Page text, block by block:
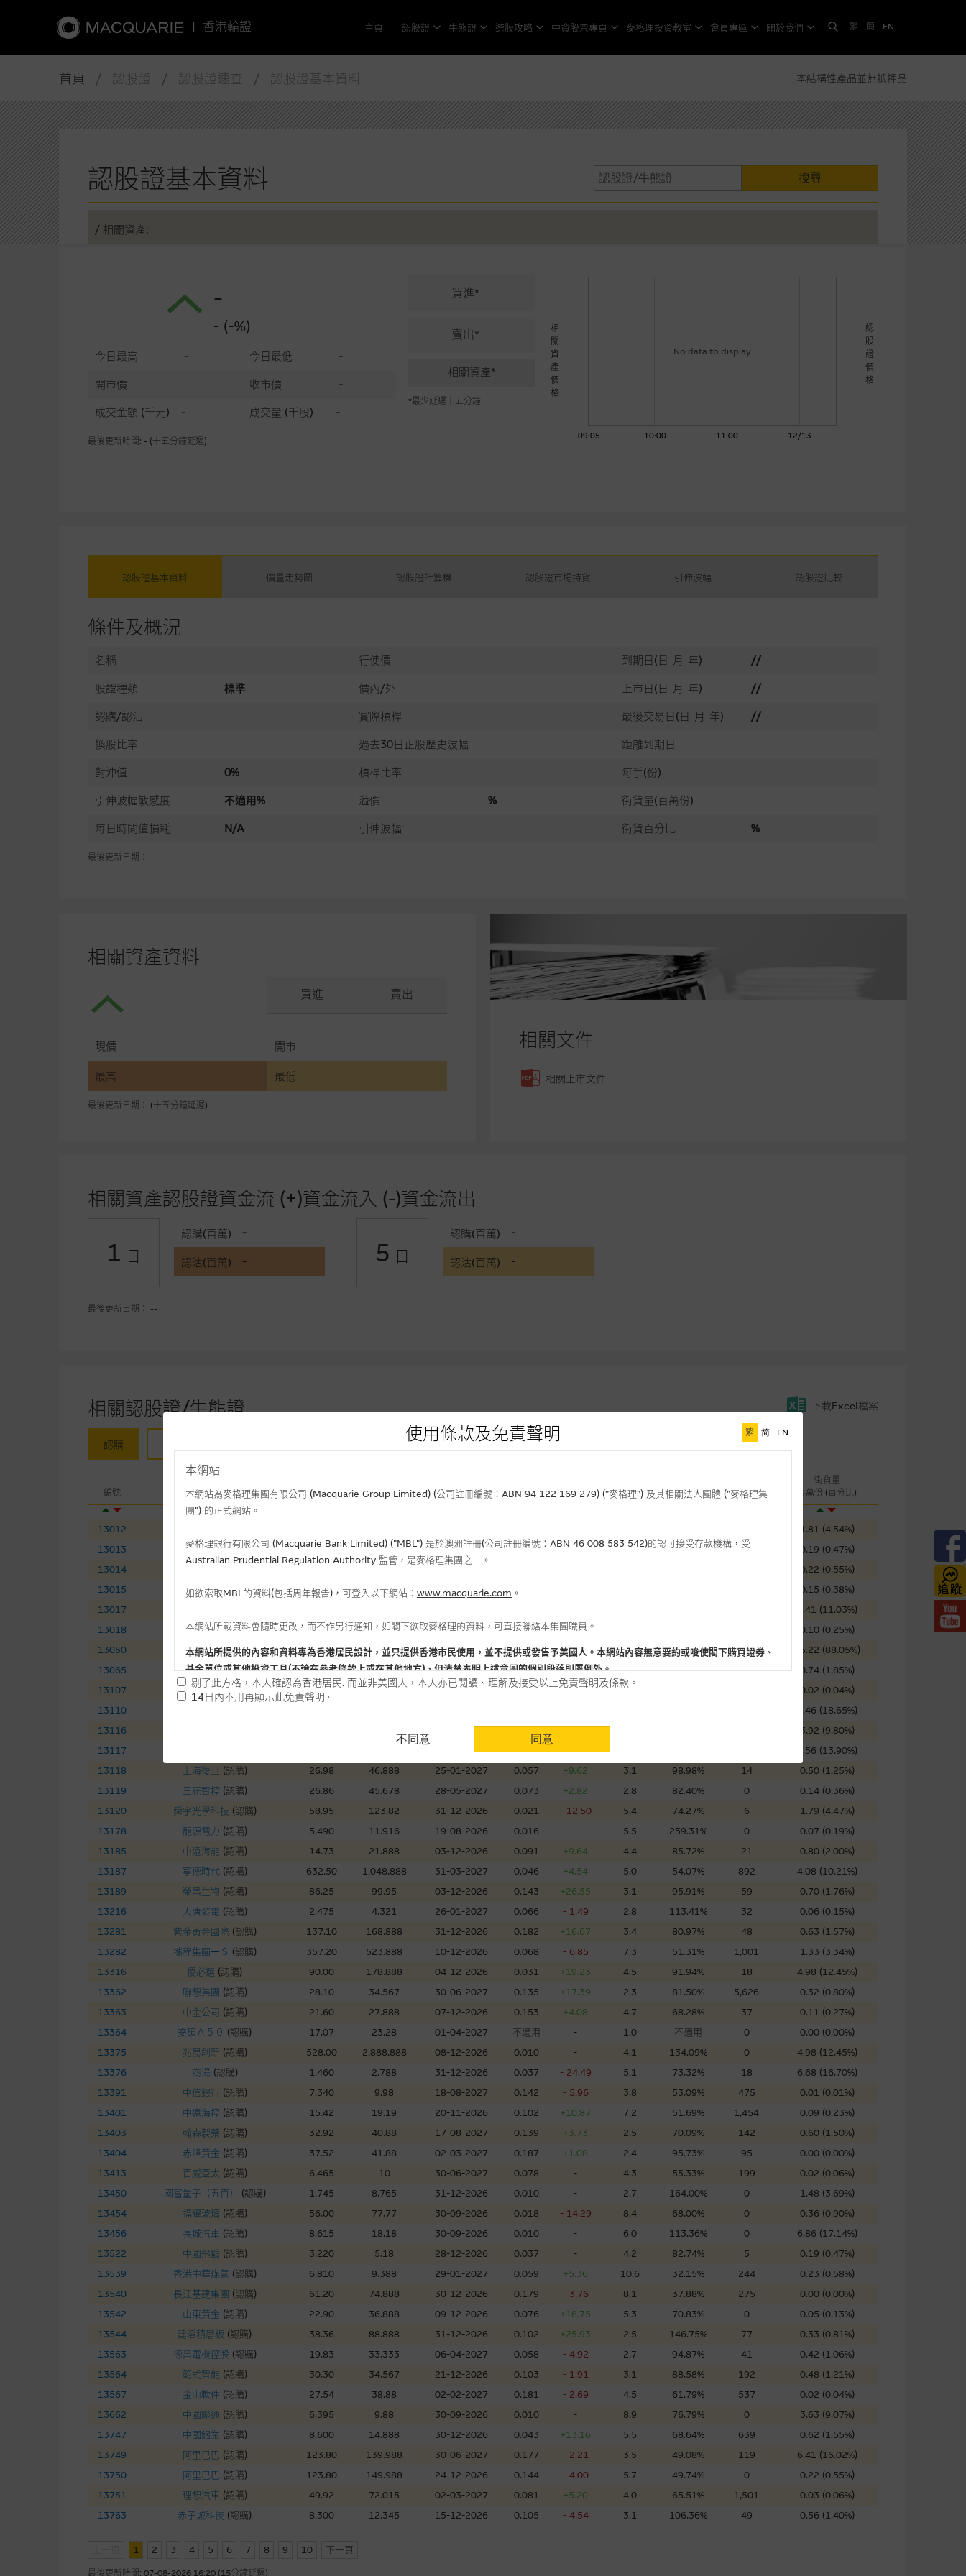
| 香港輪證 主頁 認股證 牛熊證 選股攻略 中資股票專頁 麥格理投資教室 會員專區 關於我們 繁 簡 EN
首頁 / 認股證 / 認股證速查 / 認股證基本資料 本結構性產品並無抵押品
認股證基本資料 搜尋
/ 相關資產:
-
- (-%)
今日最高 - 今日最低
-
開市價
收市價
-
成交金額 (千元) - 成交量 (千股) -
最後更新時間: - (十五分鐘延遲)
買進*
賣出*
相關資產*
*最少延遲十五分鐘
No data to display
09:05 10:00 11:00 12/13
認
股
證
價
格
相
關
資
產
價
格
認股證基本資料 價量走勢圖 認股證計算機 認股證市場持貨 引伸波幅 認股證比較
條件及概況
名稱
股證種類
標準
認購/認沽
換股比率
對沖值
0%
引伸波幅敏感度
不適用%
每日時間值損耗
N/A
行使價
價內/外
實際槓桿
過去30日正股歷史波幅
槓桿比率
溢價
%
引伸波幅
到期日(日-月-年)
//
上市日(日-月-年)
//
最後交易日(日-月-年)
//
距離到期日
每手(份)
街貨量(百萬份)
街貨百分比
%
最後更新日期：
相關資產資料
- 買進 賣出
現價 開市
最高 最低
最後更新日期： (十五分鐘延遲)
相關文件
相關上市文件
相關資產認股證資金流 (+)資金流入 (-)資金流出
1 日
認購(百萬) -
認沽(百萬) - 5 日
認購(百萬) -
認沽(百萬) -
最後更新日期： --
相關認股證/牛熊證 下載Excel檔案
認購
編號 相關資產
現價
行使價
(日/月/年)
價格 升/跌(%)
(倍)
引伸波幅
(千元)
街貨量
百萬份 (百分比)
13012
1.81 (4.54%)
13013
石藥集團(認購) 8.690 8.888 31-12-2026 0.248 +6.44 3.9 62.52% 2,702
0.19 (0.47%)
13014
45.678
0.22 (0.55%)
13015
萬國數據－ＳＷ(認購) 32.32 38.388 31-12-2026 0.112
0.15 (0.38%)
13017
4.41 (11.03%)
13018
三一國際(認購) 7.660 10.888 01-12-2026 0.085 +2.41
0.10 (0.25%)
13050
中國銀河(認購) 7.720 8.38 18-08-2026 0.010 - 17.6 58.79% 0
35.22 (88.05%)
13065
友邦保險(認購) 74.15 106.299 03-05-2027 0.052 +10.64 5.9 40.64% 159
0.74 (1.85%)
13107
中國電信(認購) 4.500 7.28 28-01-2027 0.076 - 1.30 6.7
0.02 (0.04%)
13110
7.46 (18.65%)
13116
02-12-2026 0.214 - 1.83
3.92 (9.80%)
13117
02-12-2026 0.017 +6.25
5.56 (13.90%)
13118
上海復旦 (認購) 26.98 46.888 25-01-2027 0.057 +9.62 3.1 98.98% 14
0.50 (1.25%)
13119
三花智控 (認購) 26.86 45.678 28-05-2027 0.073 +2.82 2.8 82.40% 0
0.14 (0.36%)
13120
舜宇光學科技 (認購) 58.95 123.82 31-12-2026 0.021 - 12.50 5.4 74.27% 6
1.79 (4.47%)
13178
龍源電力 (認購) 5.490 11.916 19-08-2026 0.016 - 5.5 259.31% 0
0.07 (0.19%)
13185
中遠海能(認購) 14.73 21.888 03-12-2026 0.091 +9.64 4.4 85.72% 21
0.80 (2.00%)
13187
寧德時代(認購) 632.50 1,048.888 31-03-2027 0.046 +4.54 5.0 54.07% 892
4.08 (10.21%)
13189
榮昌生物 (認購) 86.25 99.95 03-12-2026 0.143 +26.55 3.1 95.91% 59
0.70 (1.76%)
13216
大唐發電 (認購) 2.475 4.321 26-01-2027 0.066 - 1.49 2.8 113.41% 32
0.06 (0.15%)
13281
紫金黃金國際 (認購) 137.10 168.888 31-12-2026 0.182 +16.67 3.4 80.97% 48
0.63 (1.57%)
13282
攜程集團—Ｓ (認購) 357.20 523.888 10-12-2026 0.068 - 6.85 7.3 51.31% 1,001
1.33 (3.34%)
13316
優必選 (認購) 90.00 178.888 04-12-2026 0.031 +19.23 4.5 91.94% 18
4.98 (12.45%)
13362
聯想集團 (認購) 28.10 34.567 30-06-2027 0.135 +17.39 2.3 81.50% 5,626
0.32 (0.80%)
13363
中金公司 (認購) 21.60 27.888 07-12-2026 0.153 +4.08 4.7 68.28% 37
0.11 (0.27%)
13364
安碩Ａ５０ (認購) 17.07 23.28 01-04-2027 不適用 - 1.0 不適用 0
0.00 (0.00%)
13375
兆易創新 (認購) 528.00 2,888.888 08-12-2026 0.010 - 4.1 134.09% 0
4.98 (12.45%)
13376
商湯 (認購) 1.460 2.788 31-12-2026 0.037 - 24.49 5.1 73.32% 18
6.68 (16.70%)
13391
中信銀行 (認購) 7.340 9.98 18-08-2027 0.142 - 5.96 3.8 53.09% 475
0.01 (0.01%)
13401
中遠海控 (認購) 15.42 19.19 20-11-2026 0.102 +10.87 7.2 51.69% 1,454
0.09 (0.23%)
13403
翰森製藥 (認購) 32.92 40.88 17-08-2027 0.139 +3.73 2.5 70.09% 142
0.60 (1.50%)
13404
赤峰黃金 (認購) 37.52 41.88 02-03-2027 0.187 +1.08 2.4 95.73% 95
0.00 (0.00%)
13413
百威亞太 (認購) 6.465 10 30-06-2027 0.078 - 4.3 55.33% 199
0.02 (0.06%)
13450
國富量子（五百） (認購) 1.745 8.765 31-12-2026 0.010 - 2.7 164.00% 0
1.48 (3.69%)
13454
福耀玻璃 (認購) 56.00 77.77 30-09-2026 0.018 - 14.29 8.4 68.00% 0
0.36 (0.90%)
13456
長城汽車 (認購) 8.615 18.18 30-09-2026 0.010 - 6.0 113.36% 0
6.86 (17.14%)
13522
中國飛鶴 (認購) 3.220 5.18 28-12-2026 0.037 - 4.2 82.74% 5
0.19 (0.47%)
13539
香港中華煤氣 (認購) 6.810 9.388 29-01-2027 0.059 +5.36 10.6 32.15% 244
0.23 (0.58%)
13540
長江基建集團 (認購) 61.20 74.888 30-12-2026 0.179 - 3.76 8.1 37.88% 275
0.00 (0.00%)
13542
山東黃金 (認購) 22.90 36.888 09-12-2026 0.076 +18.75 5.3 70.83% 0
0.05 (0.13%)
13544
建滔積層板 (認購) 38.36 88.888 31-12-2026 0.102 +25.93 2.5 146.75% 77
0.33 (0.81%)
13563
德昌電機控股 (認購) 19.83 33.333 06-04-2027 0.058 - 4.92 2.7 94.87% 41
0.42 (1.06%)
13564
範式智能(認購) 30.30 34.567 21-12-2026 0.103 - 1.91 3.1 88.58% 192
0.48 (1.21%)
13567
金山軟件 (認購) 27.54 38.88 02-02-2027 0.181 - 2.69 4.5 61.79% 537
0.02 (0.04%)
13662
中國聯通 (認購) 6.395 9.88 30-09-2026 0.010 - 8.9 76.79% 0
3.63 (9.07%)
13747
中國鋁業 (認購) 8.600 14.888 30-12-2026 0.043 +13.16 5.5 68.64% 639
0.62 (1.55%)
13749
阿里巴巴 (認購) 123.80 139.988 30-06-2027 0.177 - 2.21 3.5 49.08% 119
6.41 (16.02%)
13750
阿里巴巴 (認購) 123.80 149.988 24-12-2026 0.144 - 4.00 5.7 49.74% 0
0.22 (0.55%)
13751
理想汽車 (認購) 49.92 72.015 02-03-2027 0.081 +5.20 4.0 65.51% 1,501
0.03 (0.06%)
13763
赤子城科技 (認購) 8.300 12.345 15-12-2026 0.105 - 4.54 3.1 106.36% 49 0.56 (1.40%)
1 2 3 4 5 6 7 8 9 10 下一頁
最後更新時間: 07-08-2026 16:20 (15分鐘延遲)
使用條款及免責聲明 繁 简 EN
本網站
本網站為麥格理集團有限公司 (Macquarie Group Limited) (公司註冊編號：ABN 94 122 169 279) (”麥格理”) 及其相關法人團體 (”麥格理集
團”) 的正式網站。
麥格理銀行有限公司 (Macquarie Bank Limited) ("MBL") 是於澳洲註冊(公司註冊編號：ABN 46 008 583 542)的認可接受存款機構，受
Australian Prudential Regulation Authority 監管，是麥格理集團之一。
如欲索取MBL的資料(包括周年報告)，可登入以下網站： www.macquarie.com 。
本網站所載資料會隨時更改，而不作另行通知，如閣下欲取麥格理的資料，可直接聯絡本集團職員。
本網站所提供的內容和資料專為香港居民設計，並只提供香港市民使用，並不提供或發售予美國人。本網站內容無意要約或唆使閣下購買證券、
基金單位或其他投資工具(不論在參考條款上或在其他地方)，但清楚表明上述意圖的個別段落則屬例外。
網站內容來自我們在所示日期時認為可靠之來源，且均以真誠提供。惟麥格理集團並無核實所有網站內容，故就閣下的目的而言，網站內容可能
未必完整或準確。麥格理集團不會，亦沒有義務更新網站內容，或修正任何其後變為明顯失實之地方。網站內容所載的意見、預測及其他資料可
予更改或刪除，而毋須作出通知。
任何指示價格報價、公開資料或分析是基於我們相信的假設及參數而預備的，不構成我們提出的意見。所用假設及參數並非唯一可以合理選擇到
績並不保證將來表現。網站內容來自我們在所示日期時認為可靠之來源，且均以真誠提供，然而，麥格理集團不作陳述，亦不保證網站內容在任
何用途上均完整、可靠、準確、合時或適合，亦不為資料的準確程度、完整性及合時性負上責任，除非這是有關適用的的法律及/或法規所規定。
網站內容不構成要約及徵求要約，或作為任何合約的根據，以購買或銷售任何證券、貸款或其他工具。網站內容由麥格理集團所準備的資料編製
而成，但不包括麥格理集團職員所知的資料。
在法律最大許可的情況下，麥格理集團及其任何相關公司或其董事、高層職員、僱員或代理人不作陳述，亦不保證網站內容，或任何與本網站相
連結的第三者網站，在任何用途方面均可靠、完整、合時及準確，對任何因任何形式(包括疏忽)由於網站內容的錯誤、失實、遺漏、或任何人士對
網站內容的依賴而導致的損失或損毀，亦一概不會承擔責任或債務。
與結構性產品有關的風險
結構性產品並無抵押品，如發行人無力償債或違約，投資者可能無法收回部份或全部應收款項。結構性產品價格可升可跌。過往表現並不反映未
來表現。產品的第二市場可能有限而麥格理資本股份有限公司可能是唯一報價方。閣下應閱讀載于www.warrants.com.hk之上市文件以瞭解結構
性產品的詳情及自行評估箇中風險。如有需要，請徵詢獨立之專業意見。牛熊證備有強制贖回機制可能被提早終止，届時(i) N類牛熊證投資者會
網站連結
本網站或載有連接非由麥格理集團管理的網站的連結。此等連結純為方便閣下取得更多關於市場上相關產品及機構的資訊。麥格理集團對此等網
站的內容及所介紹的產品或服務，均無任何操控權，因此對此等網站的內容及所介紹服務或產品是否準確或合適，不作任何聲明。麥格理集團建
議閣下自行向本網站述及或連接的第三者查詢。此外，載有第三者網站的連結，不應視為該第三者推介本網站。
本網站雖連接第三者管理的網站，但麥格理集團並非授權網站瀏覽者複製此等網站的任何內容，因該等內容可能屬他人的知識產權。
經由本網站接觸到的軟件應用
部分可經本網站連結下載的軟件程式屬於第三者的產品。閣下使用此等屬於第三者的軟件，須自負全責。此等軟件的使用，可能受軟件持有人訂
出的使用條款約束。
在法律容許的所有範圍內，麥格理集團概不承擔經由本網站使用或下載任何軟件(不論是否屬於第三者)而引起的責任。麥格理集團並且對此等軟件
不作任何聲明，也不提供任何保證，特別是在法律容許的所有範圍內，概不負責經由本網站使用或下載任何軟件(不論是否屬於第三者)而出現電腦
病毒或任何其他後果所導致的任何損失(包括但不限於數據遺失、業務運作受干擾及盈利虧損)。
基本上市文件及補充上市文件
補充上市文件內。該等文件之英文版及中譯版見於本網站。
版權及商標
剔了此方格，本人確認為香港居民. 而並非美國人，本人亦已閱讀、理解及接受以上免責聲明及條款。
14日內不用再顯示此免責聲明。
不同意 同意